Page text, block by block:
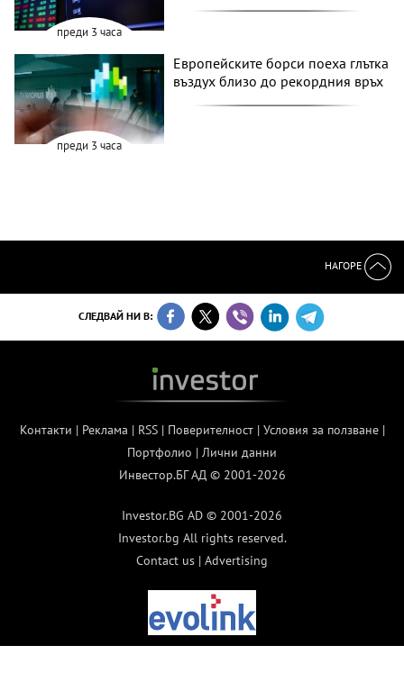
преди 3 часа
преди 3 часа
Европейските борси поеха глътка
въздух близо до рекордния връх
НАГОРЕ
СЛЕДВАЙ НИ В:
Контакти | Реклама | RSS| Поверителност| Условия за ползване|
Портфолио | Лични данни
Инвестор.БГ АД © 2001-2026
Investor.BG AD © 2001-2026
Investor.bg All rights reserved.
Contact us | Advertising